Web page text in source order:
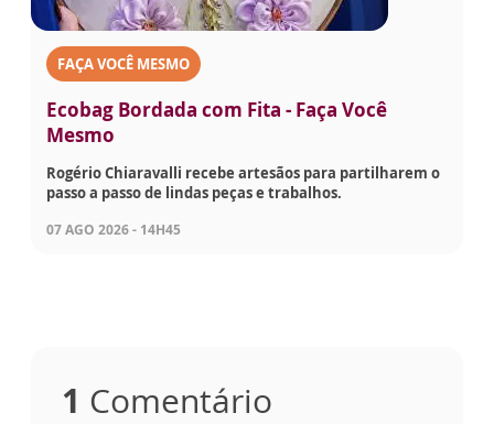
FAÇA VOCÊ MESMO
Ecobag Bordada com Fita - Faça Você
Mesmo
Rogério Chiaravalli recebe artesãos para partilharem o
passo a passo de lindas peças e trabalhos.
07 AGO 2026 - 14H45
1 Comentário